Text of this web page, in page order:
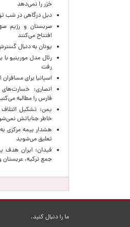
خزر را نمی‌دهد
دبل درگاهی در شب
صربستان و رژیم
افتتاح می‌کنند
یونان به دنبال
رئال مدل مورینیو با
رفت
اسپانیا برای
انصاری:
فارس را مطالبه‌
یمن: تشکیل ائتلاف
خاطر جنایاتش
تعلیق می‌شوید
فیدان: ایران هدف
جمع ترکیه،
ما را دنبال کنید.